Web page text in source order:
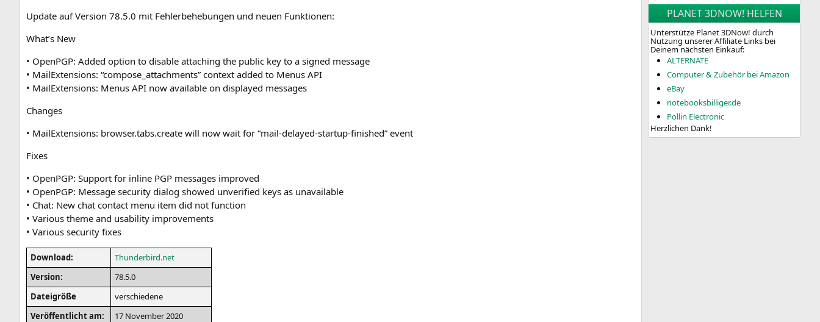
Update auf Ver­si­on 78.5.0 mit Feh­ler­be­he­bun­gen und neu­en Funktionen:
What’s New
• OpenPGP: Added opti­on to disable atta­ching the public key to a signed message
• Mail­Ex­ten­si­ons: “compose_attachments” con­text added to Menus API
• Mail­Ex­ten­si­ons: Menus API now available on dis­play­ed messages
Chan­ges
• Mail­Ex­ten­si­ons: browser.tabs.create will now wait for “mail-delay­ed-start­up-finis­hed” event
Fixes
• OpenPGP: Sup­port for inline PGP mes­sa­ges improved
• OpenPGP: Mes­sa­ge secu­ri­ty dia­log show­ed unve­ri­fied keys as unavailable
• Chat: New chat cont­act menu item did not function
• Various the­me and usa­bi­li­ty improvements
• Various secu­ri­ty fixes
Down­load:
Thunderbird.net
Ver­si­on:
78.5.0
Datei­grö­ße
ver­schie­de­ne
Ver­öf­fent­licht am:
17 Novem­ber 2020
PLANET 3DNOW! HELFEN
Unterstütze Planet 3DNow! durch
Nutzung unserer Affiliate Links bei
Deinem nächsten Einkauf:
ALTERNATE
Computer & Zubehör bei Amazon
eBay
notebooksbilliger.de
Pollin Electronic
Herzlichen Dank!